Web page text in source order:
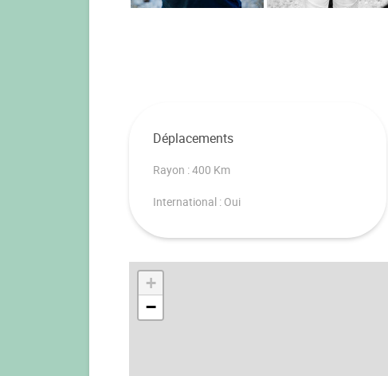
Déplacements
Rayon : 400 Km
International : Oui
+
−